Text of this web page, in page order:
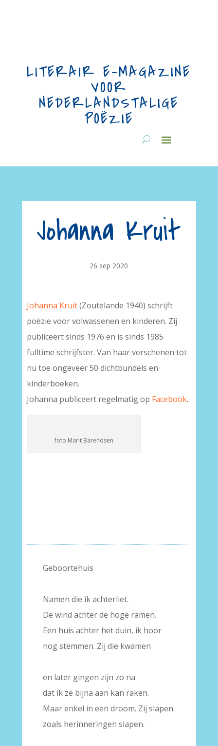
LITERAIR E-MAGAZINE
VOOR
NEDERLANDSTALIGE
POËZIE
Johanna Kruit
26 sep 2020
Johanna Kruit(Zoutelande 1940) schrijft
poëzie voor volwassenen en kinderen. Zij
publiceert sinds 1976 en is sinds 1985
fulltime schrijfster. Van haar verschenen tot
nu toe ongeveer 50 dichtbundels en
kinderboeken.
Johanna publiceert regelmatig op Facebook.
foto Marit Barendsen
Geboortehuis
Namen die ik achterliet.
De wind achter de hoge ramen.
Een huis achter het duin, ik hoor
nog stemmen. Zij die kwamen
en later gingen zijn zo na
dat ik ze bijna aan kan raken.
Maar enkel in een droom. Zij slapen
zoals herinneringen slapen.